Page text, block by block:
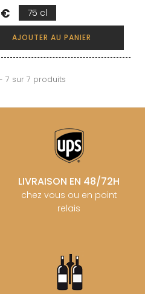
75 cl
AJOUTER AU PANIER
7 sur 7 produits
LIVRAISON EN 48/72H
chez vous ou en point
relais